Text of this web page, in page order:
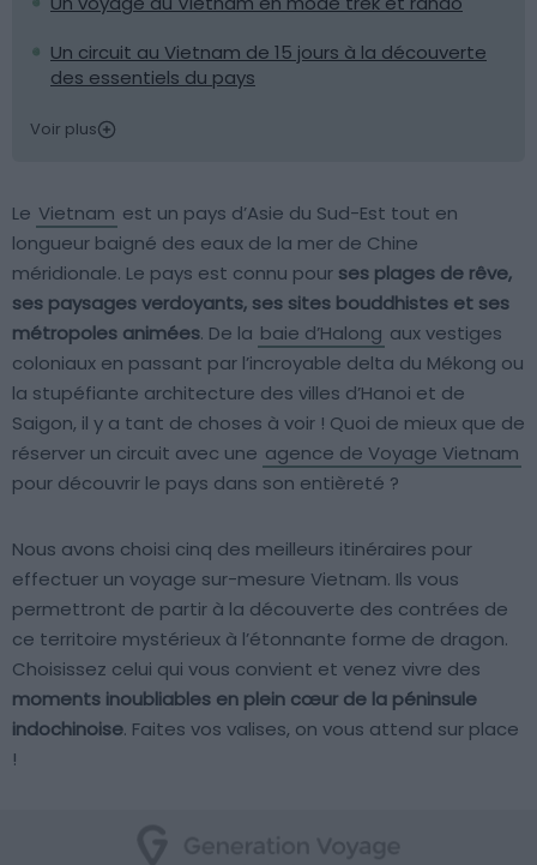
Un circuit au Vietnam de 15 jours à la découverte
des essentiels du pays
Voir plus
Le Vietnam est un pays d’Asie du Sud-Est tout en
longueur baigné des eaux de la mer de Chine
méridionale. Le pays est connu pour ses plages de rêve,
ses paysages verdoyants, ses sites bouddhistes et ses
métropoles animées. De la baie d’Halong aux vestiges
coloniaux en passant par l’incroyable delta du Mékong ou
la stupéfiante architecture des villes d’Hanoi et de
Saigon, il y a tant de choses à voir ! Quoi de mieux que de
réserver un circuit avec une agence de Voyage Vietnam
pour découvrir le pays dans son entièreté ?
Nous avons choisi cinq des meilleurs itinéraires pour
effectuer un voyage sur-mesure Vietnam. Ils vous
permettront de partir à la découverte des contrées de
ce territoire mystérieux à l’étonnante forme de dragon.
Choisissez celui qui vous convient et venez vivre des
moments inoubliables en plein cœur de la péninsule
indochinoise. Faites vos valises, on vous attend sur place
!